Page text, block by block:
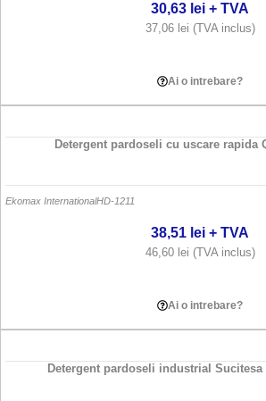
30,63 lei + TVA
37,06 lei (TVA inclus)
Ai o intrebare?
Detergent pardoseli cu uscare rapida
Ekomax InternationalHD-1211
38,51 lei + TVA
46,60 lei (TVA inclus)
Ai o intrebare?
Detergent pardoseli industrial Sucitesa